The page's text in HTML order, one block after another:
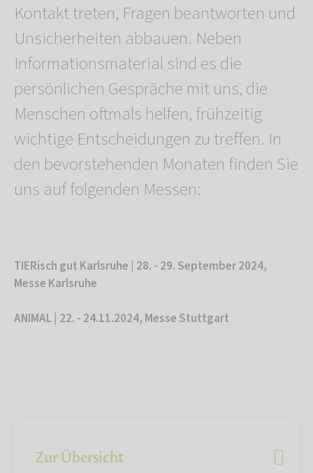
Kontakt treten, Fragen beantworten und
Unsicherheiten abbauen. Neben
Informationsmaterial sind es die
persönlichen Gespräche mit uns, die
Menschen oftmals helfen, frühzeitig
wichtige Entscheidungen zu treffen. In
den bevorstehenden Monaten finden Sie
uns auf folgenden Messen:
TIERisch gut Karlsruhe | 28. - 29. September 2024,
Messe Karlsruhe
ANIMAL | 22. - 24.11.2024, Messe Stuttgart
Zur Übersicht